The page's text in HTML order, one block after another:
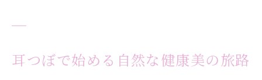
耳つぼの力で内側から輝く健康美を実現
耳つぼで始める自然な健康美の旅路